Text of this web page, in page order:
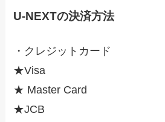
U-NEXTの決済方法
・クレジットカード
★Visa
★ Master Card
★JCB